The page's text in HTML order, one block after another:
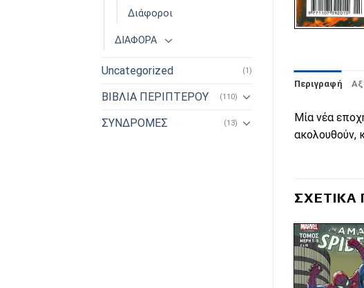
Διάφοροι
ΔΙΑΦΟΡΑ
Uncategorized (1)
ΒΙΒΛΙΑ ΠΕΡΙΠΤΕΡΟΥ (110)
ΣΥΝΔΡΟΜΕΣ (13)
Περιγραφή
Μία νέα
ακολουθούν,
ΣΧΕΤΙΚΆ